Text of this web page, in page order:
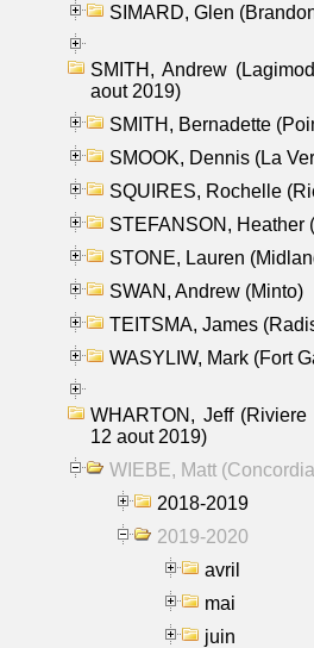
SIMARD, Glen
SMITH, Andrew
aout 2019)
SMITH, Bernadette
SMOOK, Dennis (La
SQUIRES, Rochelle
STEFANSON, Heather
STONE, Lauren
SWAN, Andrew (Minto)
TEITSMA, James
WASYLIW, Mark (Fort
WHARTON, Jeff
12 aout 2019)
WIEBE, Matt
2018-2019
2019-2020
avril
mai
juin